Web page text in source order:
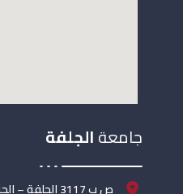
جامعةالجلفة
ص ب 3117 الجلفة – الجزائر